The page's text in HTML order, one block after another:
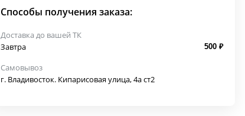
Способы получения заказа:
Доставка до вашей ТК
Завтра
500 ₽
Самовывоз
г. Владивосток. Кипарисовая улица, 4а ст2